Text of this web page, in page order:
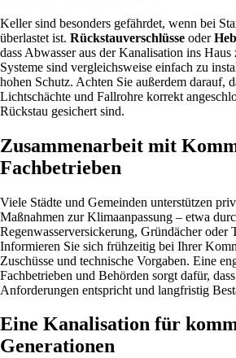
Keller sind besonders gefährdet, wenn bei
überlastet ist. Rückstauverschlüsse oder
dass Abwasser aus der Kanalisation ins
Systeme sind vergleichsweise einfach zu
hohen Schutz. Achten Sie außerdem darauf,
Lichtschächte und Fallrohre korrekt
Rückstau gesichert sind.
Zusammenarbeit mit
Fachbetrieben
Viele Städte und Gemeinden unterstützen
Maßnahmen zur Klimaanpassung – etwa
Regenwasserversickerung, Gründächer oder
Informieren Sie sich frühzeitig bei Ihrer
Zuschüsse und technische Vorgaben. Eine
Fachbetrieben und Behörden sorgt dafür,
Anforderungen entspricht und langfristig
Eine Kanalisation für
Generationen